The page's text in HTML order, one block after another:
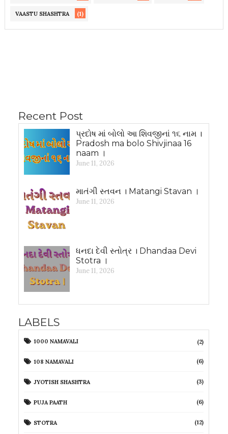
VAASTU SHASHTRA (1)
Recent Post
પ્રદોષ માં બોલો આ શિવજીનાં ૧૬ નામ ।
Pradosh ma bolo Shivjinaa 16
naam ।
June 11, 2026
માતંગી સ્તવન । Matangi Stavan ।
June 11, 2026
ધનદા દેવી સ્તોત્ર । Dhandaa Devi
Stotra ।
June 11, 2026
LABELS
1000 NAMAVALI (2)
108 NAMAVALI (6)
JYOTISH SHASHTRA (3)
PUJA PAATH (6)
STOTRA (12)